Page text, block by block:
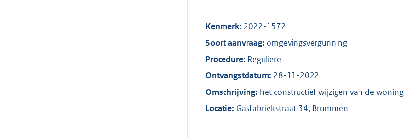
Kenmerk: 2022-1572
Soort aanvraag: omgevingsvergunning
Procedure: Reguliere
Ontvangstdatum: 28-11-2022
Omschrijving: het constructief wijzigen van de woning
Locatie: Gasfabriekstraat 34, Brummen